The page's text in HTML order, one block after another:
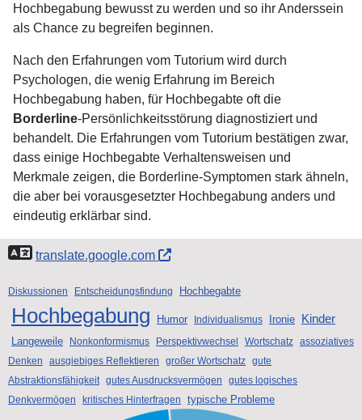
Hochbegabung bewusst zu werden und so ihr Anderssein
als Chance zu begreifen beginnen.
Nach den Erfahrungen vom Tutorium wird durch
Psychologen, die wenig Erfahrung im Bereich
Hochbegabung haben, für Hochbegabte oft die
Borderline-Persönlichkeitsstörung diagnostiziert und
behandelt. Die Erfahrungen vom Tutorium bestätigen zwar,
dass einige Hochbegabte Verhaltensweisen und
Merkmale zeigen, die Borderline-Symptomen stark ähneln,
die aber bei vorausgesetzter Hochbegabung anders und
eindeutig erklärbar sind.
translate.google.com
Diskussionen Entscheidungsfindung Hochbegabte
Hochbegabung Humor Individualismus Ironie Kinder
Langeweile Nonkonformismus Perspektivwechsel Wortschatz assoziatives
Denken
ausgiebiges Reflektieren großer Wortschatz gute
Abstraktionsfähigkeit gutes Ausdrucksvermögen
gutes logisches
Denkvermögen
kritisches Hinterfragen typische Probleme